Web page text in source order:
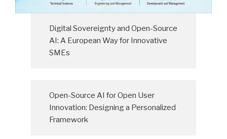
Digital Sovereignty and Open-Source
AI: A European Way for Innovative
SMEs
Open-Source AI for Open User
Innovation: Designing a Personalized
Framework